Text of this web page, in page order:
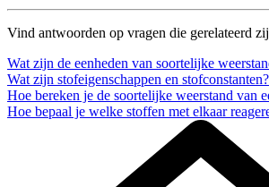
Vind antwoorden op vragen die gerelateerd
Wat zijn de eenheden van soortelijke
Wat zijn stofeigenschappen en stofconstanten?
Hoe bereken je de soortelijke weerstand van
Hoe bepaal je welke stoffen met elkaar